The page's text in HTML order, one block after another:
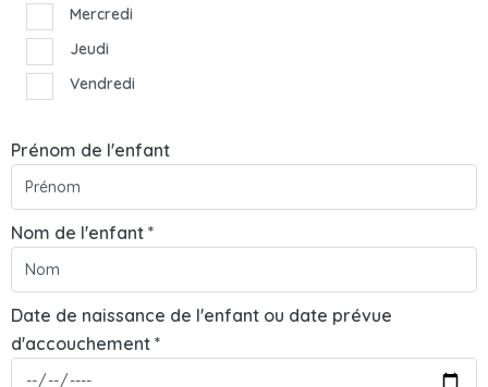
Mercredi
Jeudi
Vendredi
Prénom de l'enfant
Nom de l'enfant *
Date de naissance de l'enfant ou date prévue
d'accouchement *